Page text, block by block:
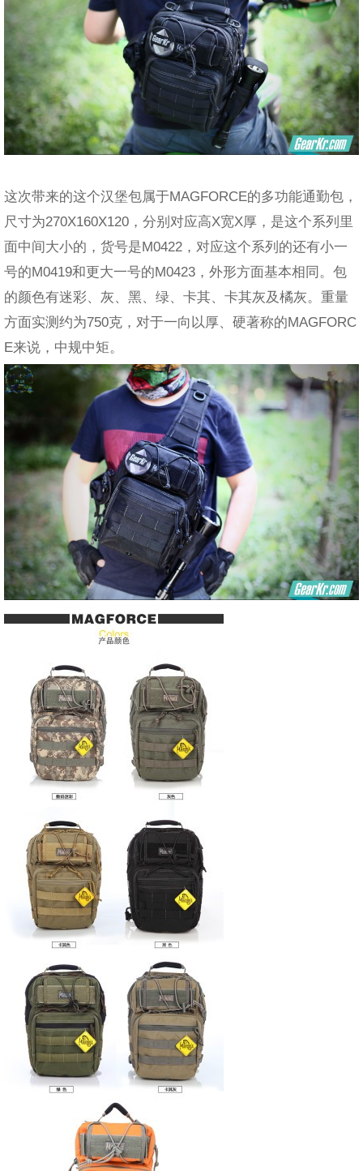
这次带来的这个汉堡包属于MAGFORCE的多功能通勤包，
尺寸为270X160X120，分别对应高X宽X厚，是这个系列里
面中间大小的，货号是M0422，对应这个系列的还有小一
号的M0419和更大一号的M0423，外形方面基本相同。包
的颜色有迷彩、灰、黑、绿、卡其、卡其灰及橘灰。重量
方面实测约为750克，对于一向以厚、硬著称的MAGFORC
E来说，中规中矩。